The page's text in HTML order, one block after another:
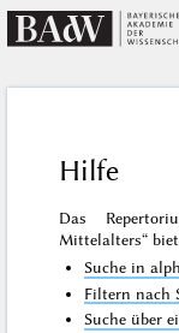
Hilfe
Das
Mittelalters“
Suche in
Filtern nach
Suche über